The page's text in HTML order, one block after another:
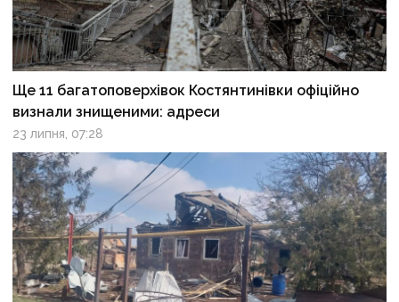
Ще 11 багатоповерхівок Костянтинівки офіційно
визнали знищеними: адреси
23 липня, 07:28